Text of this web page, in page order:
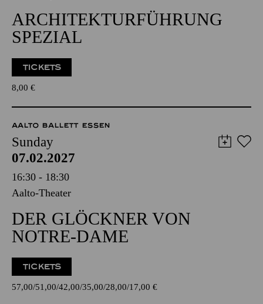
ARCHITEKTURFÜHRUNG
SPEZIAL
TICKETS
8,00 €
AALTO BALLETT ESSEN
Sunday
07.02.2027
16:30 - 18:30
Aalto-Theater
DER GLÖCKNER VON
NOTRE-DAME
TICKETS
57,00 51,00 42,00 35,00 28,00 17,00 €